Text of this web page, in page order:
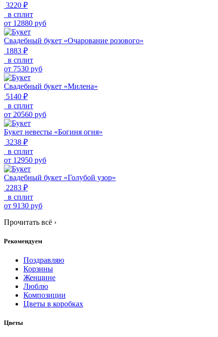
3220 ₽
в сплит
от 12880 руб
Свадебный букет «Очарование розового»
1883 ₽
в сплит
от 7530 руб
Свадебный букет «Милена»
5140 ₽
в сплит
от 20560 руб
Букет невесты «Богиня огня»
3238 ₽
в сплит
от 12950 руб
Свадебный букет «Голубой узор»
2283 ₽
в сплит
от 9130 руб
Прочитать всё ›
Рекомендуем
Поздравляю
Корзины
Женщине
Люблю
Композиции
Цветы в коробках
Цветы